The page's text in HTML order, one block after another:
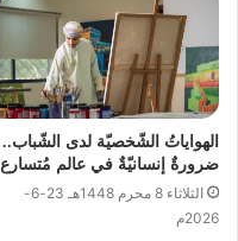
الهواياتُ الشّخصيّة لدى الشّباب..
ضرورةٌ إنسانيّةٌ في عالم مُتسارع
الثلاثاء 8 محرم 1448هـ 23-6-
2026م